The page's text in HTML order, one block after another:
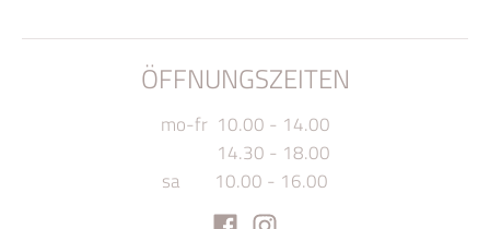
ÖFFNUNGSZEITEN
mo-fr 10.00 - 14.00
14.30 - 18.00
sa 10.00 - 16.00